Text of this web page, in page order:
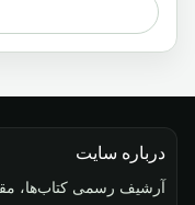
درباره سایت
آرشیف رسمی کتاب‌ها،